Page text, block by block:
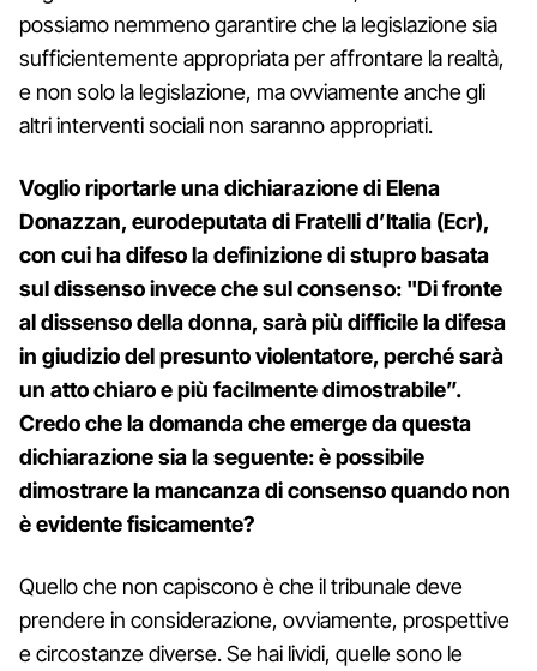
possiamo nemmeno garantire che la legislazione sia
sufficientemente appropriata per affrontare la realtà,
e non solo la legislazione, ma ovviamente anche gli
altri interventi sociali non saranno appropriati.
Voglio riportarle una dichiarazione di Elena
Donazzan, eurodeputata di Fratelli d’Italia (Ecr),
con cui ha difeso la definizione di stupro basata
sul dissenso invece che sul consenso: "Di fronte
al dissenso della donna, sarà più difficile la difesa
in giudizio del presunto violentatore, perché sarà
un atto chiaro e più facilmente dimostrabile”.
Credo che la domanda che emerge da questa
dichiarazione sia la seguente: è possibile
dimostrare la mancanza di consenso quando non
è evidente fisicamente?
Quello che non capiscono è che il tribunale deve
prendere in considerazione, ovviamente, prospettive
e circostanze diverse. Se hai lividi, quelle sono le